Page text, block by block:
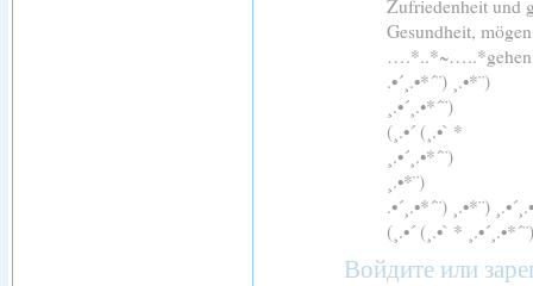
Gesundheit,
.•´¸.•*´¨) ¸.•*¨)
¸.•´¸.•*´¨)
(¸.•´ (¸.•` *
¸.•´¸.•*´¨)
¸.•*¨)
.•´¸.•*´¨) ¸.•*¨)
(¸.•´ (¸.•` *
Войдите или